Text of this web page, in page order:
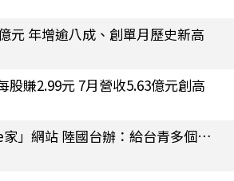
元 年增逾八成、創單月歷史新高
股賺2.99元 7月營收5.63億元創高
陸委會封鎖「台青e家」網站 陸國台辦：給台青多個機會就叫統戰？